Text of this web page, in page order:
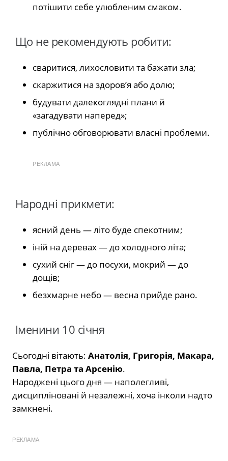
потішити себе улюбленим смаком.
Що не рекомендують робити:
сваритися, лихословити та бажати зла;
скаржитися на здоров’я або долю;
будувати далекоглядні плани й
«загадувати наперед»;
публічно обговорювати власні проблеми.
РЕКЛАМА
Народні прикмети:
ясний день — літо буде спекотним;
іній на деревах — до холодного літа;
сухий сніг — до посухи, мокрий — до
дощів;
безхмарне небо — весна прийде рано.
Іменини 10 січня
Сьогодні вітають: Анатолія, Григорія, Макара,
Павла, Петра та Арсенію.
Народжені цього дня — наполегливі,
дисципліновані й незалежні, хоча інколи надто
замкнені.
РЕКЛАМА